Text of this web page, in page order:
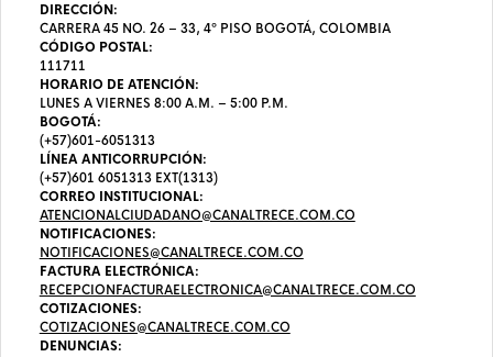
DIRECCIÓN:
CARRERA 45 NO. 26 – 33, 4º PISO BOGOTÁ, COLOMBIA
CÓDIGO POSTAL:
111711
HORARIO DE ATENCIÓN:
LUNES A VIERNES 8:00 A.M. – 5:00 P.M.
BOGOTÁ:
(+57)601-6051313
LÍNEA ANTICORRUPCIÓN:
(+57)601 6051313 EXT(1313)
CORREO INSTITUCIONAL:
ATENCIONALCIUDADANO@CANALTRECE.COM.CO
NOTIFICACIONES:
NOTIFICACIONES@CANALTRECE.COM.CO
FACTURA ELECTRÓNICA:
RECEPCIONFACTURAELECTRONICA@CANALTRECE.COM.CO
COTIZACIONES:
COTIZACIONES@CANALTRECE.COM.CO
DENUNCIAS: